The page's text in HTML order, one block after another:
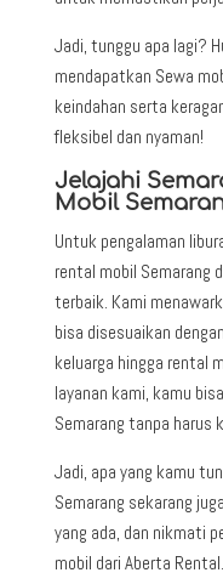
Jadi, tunggu apa lagi?
mendapatkan Sewa
keindahan serta
fleksibel dan nyaman!
Jelajahi
Mobil
Untuk pengalaman
rental mobil Semarang
terbaik. Kami
bisa disesuaikan
keluarga hingga rental
layanan kami, kamu
Semarang tanpa
Jadi, apa yang kamu
Semarang sekarang
yang ada, dan nikmati
mobil dari Aberta